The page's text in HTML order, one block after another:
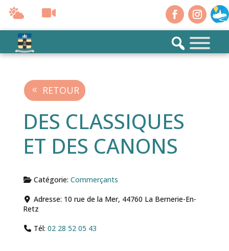
RETOUR
DES CLASSIQUES
ET DES CANONS
Catégorie:Commerçants
Adresse: 10 rue de la Mer, 44760 La Bernerie-En-
Retz
Tél:02 28 52 05 43